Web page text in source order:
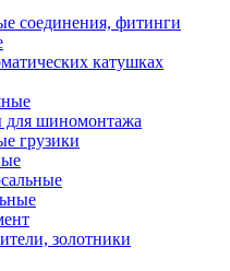
соединения, фитинги
катушках
для шиномонтажа
грузики
золотники